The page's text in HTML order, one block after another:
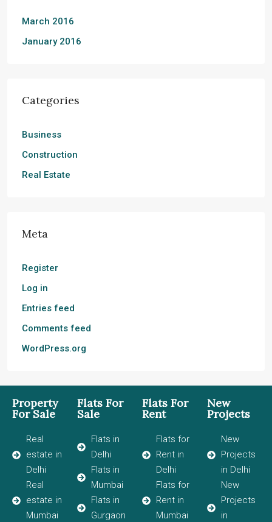
March 2016
January 2016
Categories
Business
Construction
Real Estate
Meta
Register
Log in
Entries feed
Comments feed
WordPress.org
Property
For Sale
Real
estate in
Delhi
Real
estate in
Mumbai
Flats For
Sale
Flats in
Delhi
Flats in
Mumbai
Flats in
Gurgaon
Flats For
Rent
Flats for
Rent in
Delhi
Flats for
Rent in
Mumbai
New
Projects
New
Projects
in Delhi
New
Projects
in